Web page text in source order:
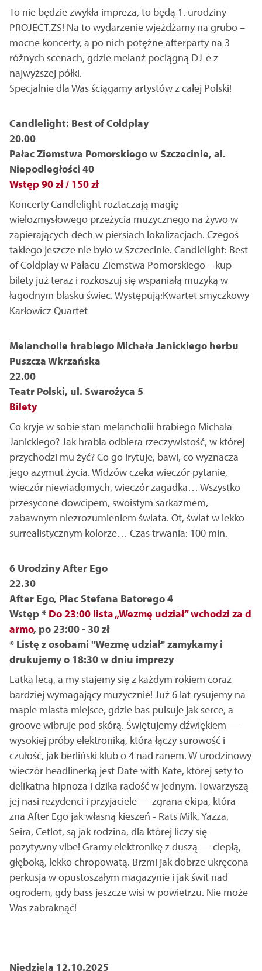
To nie będzie zwykła impreza, to będą 1. urodziny
PROJECT.ZS! Na to wydarzenie wjeżdżamy na grubo –
mocne koncerty, a po nich potężne afterparty na 3
różnych scenach, gdzie melanż pociągną DJ-e z
najwyższej półki.
Specjalnie dla Was ściągamy artystów z całej Polski!
Candlelight: Best of Coldplay
20.00
Pałac Ziemstwa Pomorskiego w Szczecinie, al.
Niepodległości 40
Wstęp 90 zł / 150 zł
Koncerty Candlelight roztaczają magię
wielozmysłowego przeżycia muzycznego na żywo w
zapierających dech w piersiach lokalizacjach. Czegoś
takiego jeszcze nie było w Szczecinie. Candlelight: Best
of Coldplay w Pałacu Ziemstwa Pomorskiego – kup
bilety już teraz i rozkoszuj się wspaniałą muzyką w
łagodnym blasku świec. Występują:Kwartet smyczkowy
Karłowicz Quartet
Melancholie hrabiego Michała Janickiego herbu
Puszcza Wkrzańska
22.00
Teatr Polski, ul. Swarożyca 5
Bilety
Co kryje w sobie stan melancholii hrabiego Michała
Janickiego? Jak hrabia odbiera rzeczywistość, w której
przychodzi mu żyć? Co go irytuje, bawi, co wyznacza
jego azymut życia. Widzów czeka wieczór pytanie,
wieczór niewiadomych, wieczór zagadka… Wszystko
przesycone dowcipem, swoistym sarkazmem,
zabawnym niezrozumieniem świata. Ot, świat w lekko
surrealistycznym kolorze… Czas trwania: 100 min.
6 Urodziny After Ego
22.30
After Ego, Plac Stefana Batorego 4
Wstęp * Do 23:00 lista „Wezmę udział” wchodzi za d
armo, po 23:00 - 30 zł
* Listę z osobami "Wezmę udział" zamykamy i
drukujemy o 18:30 w dniu imprezy
Latka lecą, a my stajemy się z każdym rokiem coraz
bardziej wymagający muzycznie! Już 6 lat rysujemy na
mapie miasta miejsce, gdzie bas pulsuje jak serce, a
groove wibruje pod skórą. Świętujemy dźwiękiem —
wysokiej próby elektroniką, która łączy surowość i
czułość, jak berliński klub o 4 nad ranem. W urodzinowy
wieczór headlinerką jest Date with Kate, której sety to
delikatna hipnoza i dzika radość w jednym. Towarzyszą
jej nasi rezydenci i przyjaciele — zgrana ekipa, która
zna After Ego jak własną kieszeń - Rats Milk, Yazza,
Seira, Cetlot, są jak rodzina, dla której liczy się
pozytywny vibe! Gramy elektronikę z duszą — ciepłą,
głęboką, lekko chropowatą. Brzmi jak dobrze ukręcona
perkusja w opustoszałym magazynie i jak świt nad
ogrodem, gdy bass jeszcze wisi w powietrzu. Nie może
Was zabraknąć!
Niedziela 12.10.2025